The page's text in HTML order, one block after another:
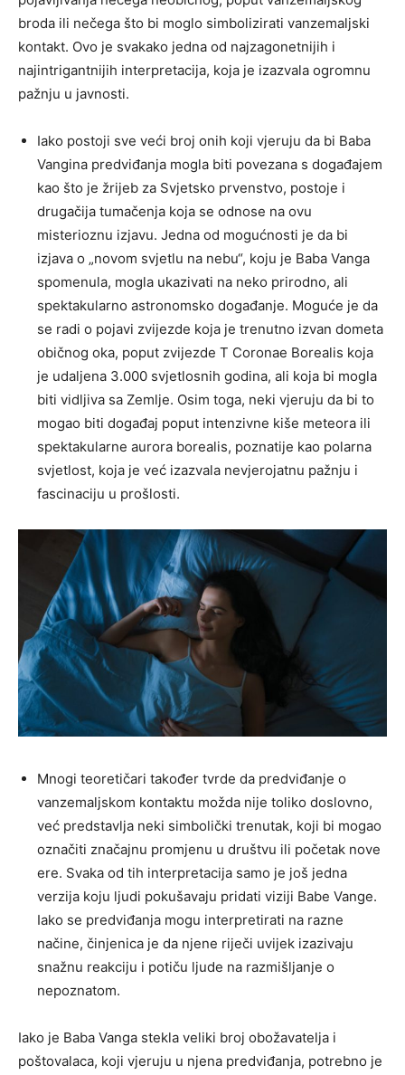
broda ili nečega što bi moglo simbolizirati vanzemaljski
kontakt. Ovo je svakako jedna od najzagonetnijih i
najintrigantnijih interpretacija, koja je izazvala ogromnu
pažnju u javnosti.
Iako postoji sve veći broj onih koji vjeruju da bi Baba
Vangina predviđanja mogla biti povezana s događajem
kao što je žrijeb za Svjetsko prvenstvo, postoje i
drugačija tumačenja koja se odnose na ovu
misterioznu izjavu. Jedna od mogućnosti je da bi
izjava o „novom svjetlu na nebu“, koju je Baba Vanga
spomenula, mogla ukazivati na neko prirodno, ali
spektakularno astronomsko događanje. Moguće je da
se radi o pojavi zvijezde koja je trenutno izvan dometa
običnog oka, poput zvijezde T Coronae Borealis koja
je udaljena 3.000 svjetlosnih godina, ali koja bi mogla
biti vidljiva sa Zemlje. Osim toga, neki vjeruju da bi to
mogao biti događaj poput intenzivne kiše meteora ili
spektakularne aurora borealis, poznatije kao polarna
svjetlost, koja je već izazvala nevjerojatnu pažnju i
fascinaciju u prošlosti.
Mnogi teoretičari također tvrde da predviđanje o
vanzemaljskom kontaktu možda nije toliko doslovno,
već predstavlja neki simbolički trenutak, koji bi mogao
označiti značajnu promjenu u društvu ili početak nove
ere. Svaka od tih interpretacija samo je još jedna
verzija koju ljudi pokušavaju pridati viziji Babe Vange.
Iako se predviđanja mogu interpretirati na razne
načine, činjenica je da njene riječi uvijek izazivaju
snažnu reakciju i potiču ljude na razmišljanje o
nepoznatom.
Iako je Baba Vanga stekla veliki broj obožavatelja i
poštovalaca, koji vjeruju u njena predviđanja, potrebno je